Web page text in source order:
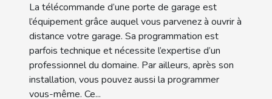
La télécommande d’une porte de garage est
l’équipement grâce auquel vous parvenez à ouvrir à
distance votre garage. Sa programmation est
parfois technique et nécessite l’expertise d’un
professionnel du domaine. Par ailleurs, après son
installation, vous pouvez aussi la programmer
vous-même. Ce...